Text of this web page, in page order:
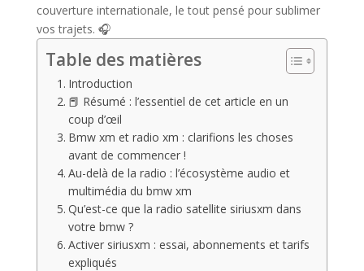
couverture internationale, le tout pensé pour sublimer
vos trajets. 🎧
Table des matières
Introduction
📕 Résumé : l’essentiel de cet article en un
coup d’œil
Bmw xm et radio xm : clarifions les choses
avant de commencer !
Au-delà de la radio : l’écosystème audio et
multimédia du bmw xm
Qu’est-ce que la radio satellite siriusxm dans
votre bmw ?
Activer siriusxm : essai, abonnements et tarifs
expliqués